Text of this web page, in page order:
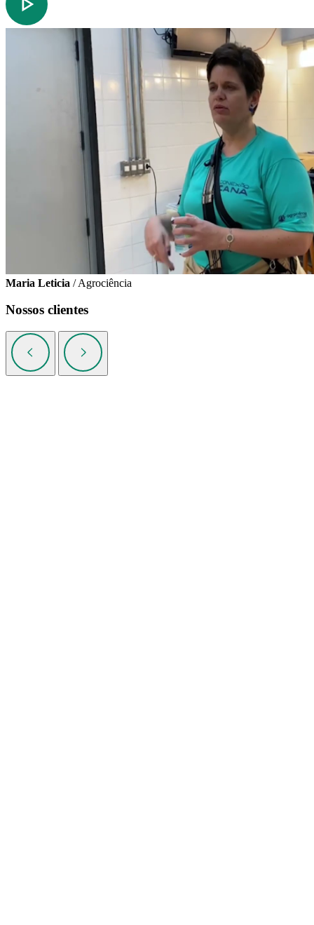
Maria Leticia / Agrociência
Nossos clientes